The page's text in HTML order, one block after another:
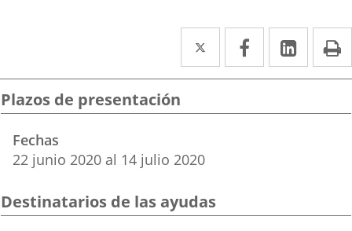
Twitter
Enlace
a
aplicación
Facebook
Enlace
a
aplicación
Enlace
a
Plazos de presentación
Fechas
22 junio 2020 al 14 julio 2020
Destinatarios de las ayudas